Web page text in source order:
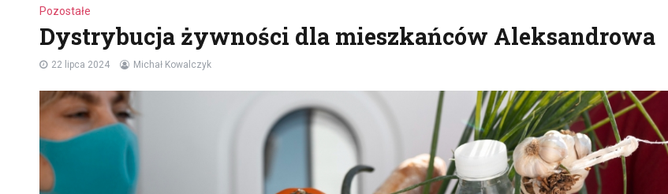
Pozostałe
Dystrybucja żywności dla mieszkańców Aleksandrowa
22 lipca 2024 Michał Kowalczyk